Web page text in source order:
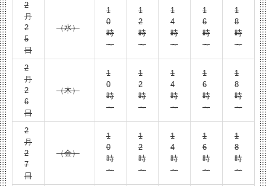
2
月
2
5
日
（水）
1
0
時
～
1
2
時
～
1
4
時
～
1
6
時
～
1
8
時
～
2
月
2
6
日
（木）
1
0
時
～
1
2
時
～
1
4
時
～
1
6
時
～
1
8
時
～
2
月
2
7
日
（金）
1
0
時
～
1
2
時
～
1
4
時
～
1
6
時
～
1
8
時
～